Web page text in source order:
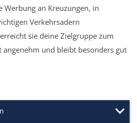
an Kreuzungen, in
Verkehrsadern
sie deine Zielgruppe zum
und bleibt besonders gut